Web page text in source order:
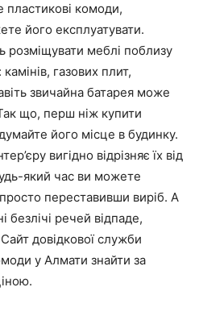
пластикові комоди,
його експлуатувати.
розміщувати меблі поблизу
газових плит,
звичайна батарея може
що, перш ніж купити
його місце в будинку.
вигідно відрізняє їх від
який час ви можете
переставивши виріб. А
безлічі речей відпаде,
довідкової служби
у Алмати знайти за